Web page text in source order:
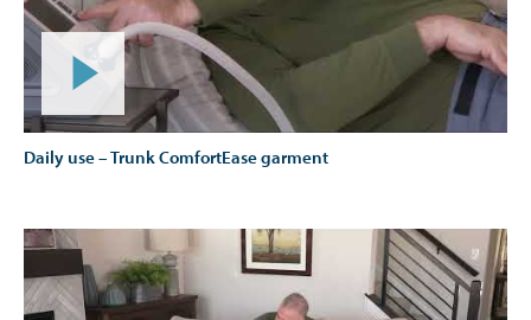
Daily use – Trunk ComfortEase garment